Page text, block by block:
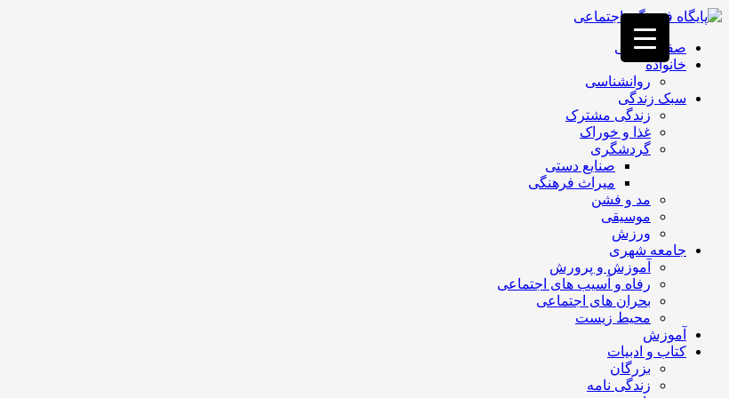
فصد
غرب
تهران
خشکشویی
تصفیه
تهران
صفحه اصلی
خانواده
روانشناسی
سبک زندگی
زندگی مشترک
غذا و خوراک
گردشگری
صنایع دستی
میراث فرهنگی
مد و فشن
موسیقی
ورزش
جامعه شهری
آموزش و پرورش
رفاه و آسیب های اجتماعی
بحران های اجتماعی
محیط زیست
آموزش
کتاب و ادبیات
بزرگان
زندگی نامه